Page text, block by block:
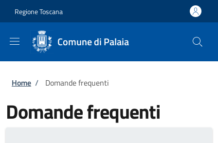
Regione Toscana
Comune di Palaia
Briciole di pane
Home / Domande frequenti
Domande frequenti